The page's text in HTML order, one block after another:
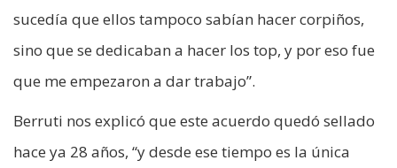
sucedía que ellos tampoco sabían hacer corpiños,
sino que se dedicaban a hacer los top, y por eso fue
que me empezaron a dar trabajo”.
Berruti nos explicó que este acuerdo quedó sellado
hace ya 28 años, “y desde ese tiempo es la única